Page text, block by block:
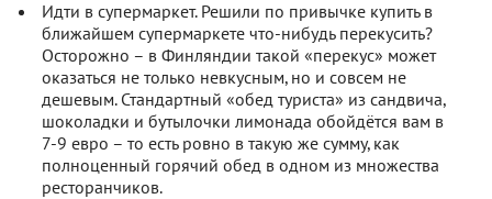
Идти в супермаркет. Решили по привычке купить в
ближайшем супермаркете что-нибудь перекусить?
Осторожно – в Финляндии такой «перекус» может
оказаться не только невкусным, но и совсем не
дешевым. Стандартный «обед туриста» из сандвича,
шоколадки и бутылочки лимонада обойдётся вам в
7-9 евро – то есть ровно в такую же сумму, как
полноценный горячий обед в одном из множества
ресторанчиков.